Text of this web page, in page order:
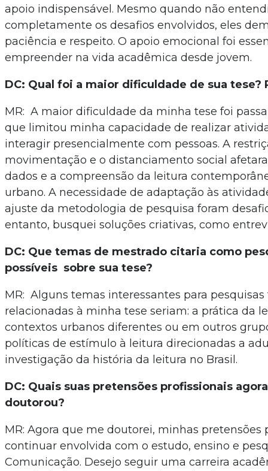
apoio indispensável. Mesmo quando não
completamente os desafios envolvidos, eles
paciência e respeito. O apoio emocional foi
empreender na vida acadêmica desde jovem.
DC: Qual foi a maior dificuldade de sua tese?
MR: A maior dificuldade da minha tese foi
que limitou minha capacidade de realizar
interagir presencialmente com pessoas. A
movimentação e o distanciamento social
dados e a compreensão da leitura
urbano. A necessidade de adaptação às
ajuste da metodologia de pesquisa foram
entanto, busquei soluções criativas, como
DC: Que temas de mestrado citaria como
possíveis sobre sua tese?
MR: Alguns temas interessantes para pesquisas
relacionadas à minha tese seriam: a prática da
contextos urbanos diferentes ou em outros
políticas de estímulo à leitura direcionadas a
investigação da história da leitura no Brasil.
DC: Quais suas pretensões profissionais
doutorou?
MR: Agora que me doutorei, minhas pretensões
continuar envolvida com o estudo, ensino e
Comunicação. Desejo seguir uma carreira